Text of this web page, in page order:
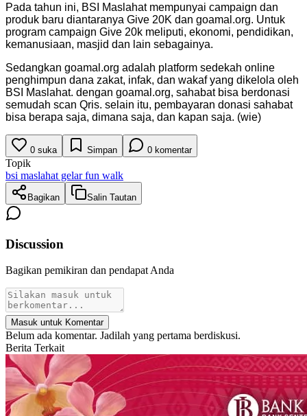
Pada tahun ini, BSI Maslahat mempunyai campaign dan
produk baru diantaranya Give 20K dan goamal.org. Untuk
program campaign Give 20k meliputi, ekonomi, pendidikan,
kemanusiaan, masjid dan lain sebagainya.
Sedangkan goamal.org adalah platform sedekah online
penghimpun dana zakat, infak, dan wakaf yang dikelola oleh
BSI Maslahat. dengan goamal.org, sahabat bisa berdonasi
semudah scan Qris. selain itu, pembayaran donasi sahabat
bisa berapa saja, dimana saja, dan kapan saja. (wie)
0 suka Simpan 0 komentar
Topik
bsi maslahat gelar fun walk
Bagikan Salin Tautan
Discussion
Bagikan pemikiran dan pendapat Anda
Masuk untuk Komentar
Belum ada komentar. Jadilah yang pertama berdiskusi.
Berita Terkait